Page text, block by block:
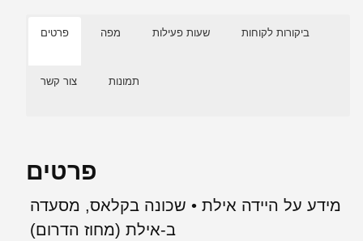
פרטים מפה שעות פעילות ביקורות לקוחות
צור קשר תמונות
פרטים
מידע על היידה אילת • שכונה בקלאס, מסעדה
ב-אילת (מחוז הדרום)